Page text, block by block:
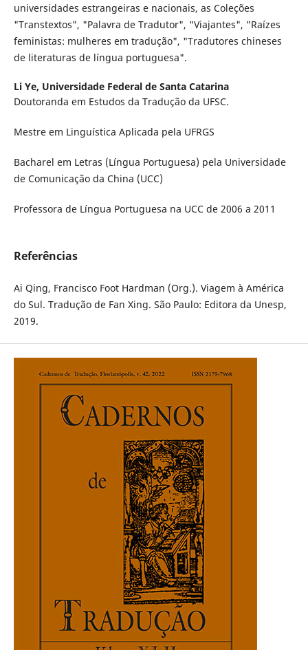
universidades estrangeiras e nacionais, as Coleções
"Transtextos", "Palavra de Tradutor", "Viajantes", "Raízes
feministas: mulheres em tradução", "Tradutores chineses
de literaturas de língua portuguesa".
Li Ye, Universidade Federal de Santa Catarina
Doutoranda em Estudos da Tradução da UFSC.
Mestre em Linguística Aplicada pela UFRGS
Bacharel em Letras (Língua Portuguesa) pela Universidade
de Comunicação da China (UCC)
Professora de Língua Portuguesa na UCC de 2006 a 2011
Referências
Ai Qing, Francisco Foot Hardman (Org.). Viagem à América
do Sul. Tradução de Fan Xing. São Paulo: Editora da Unesp,
2019.